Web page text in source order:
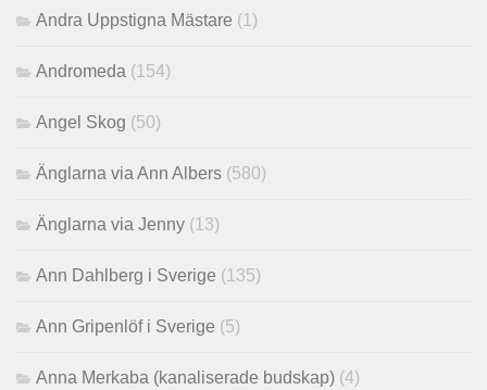
Andra Uppstigna Mästare (1)
Andromeda (154)
Angel Skog (50)
Änglarna via Ann Albers (580)
Änglarna via Jenny (13)
Ann Dahlberg i Sverige (135)
Ann Gripenlöf i Sverige (5)
Anna Merkaba (kanaliserade budskap) (4)